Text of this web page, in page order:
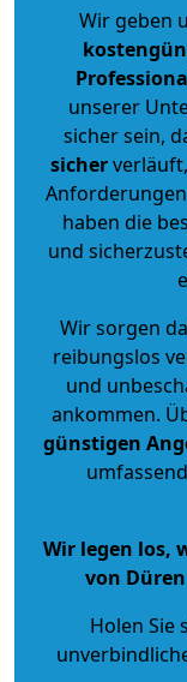
Wir geben
unserer
sicher sein,
sicher
haben die
und
Wir sorgen
reibungslos
und
ankommen.
günstigen
Wir legen los,
von
Holen Sie